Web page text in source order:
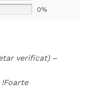
0%
verificat) –